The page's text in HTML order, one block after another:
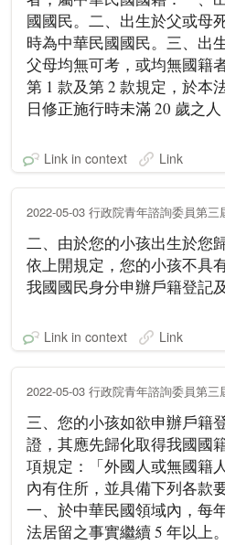
國國民。二、出生於父或母
時為中華民國國民。三、出
父母均無可考，或均無國籍
第 1 款及第 2 款規定，於本
日修正施行時未滿 20 歲之人
Link in context Link
2022-05-03 行政院青年諮詢委員第
二、由於您的小孩出生於您
依上開規定，您的小孩不具
我國國民身分申辦戶籍登記
Link in context Link
2022-05-03 行政院青年諮詢委員第
三、您的小孩如欲申辦戶籍
證，其應先歸化取得我國國
項規定：「外國人或無國籍
內有住所，並具備下列各款
一、於中華民國領域內，每
法居留之事實繼續 5 年以上